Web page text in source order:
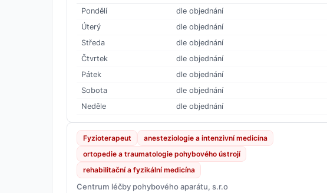
Pondělí
dle objednání
Úterý
dle objednání
Středa
dle objednání
Čtvrtek
dle objednání
Pátek
dle objednání
Sobota
dle objednání
Neděle
dle objednání
Fyzioterapeut
anesteziologie a intenzivní medicína
ortopedie a traumatologie pohybového ústrojí
rehabilitační a fyzikální medicína
Centrum léčby pohybového aparátu, s.r.o